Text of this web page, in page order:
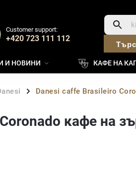
Customer support:
+420 723 111 112
И НОВИНИ КАФЕ НА
/ Danesi caffe Brasileiro
кафе на